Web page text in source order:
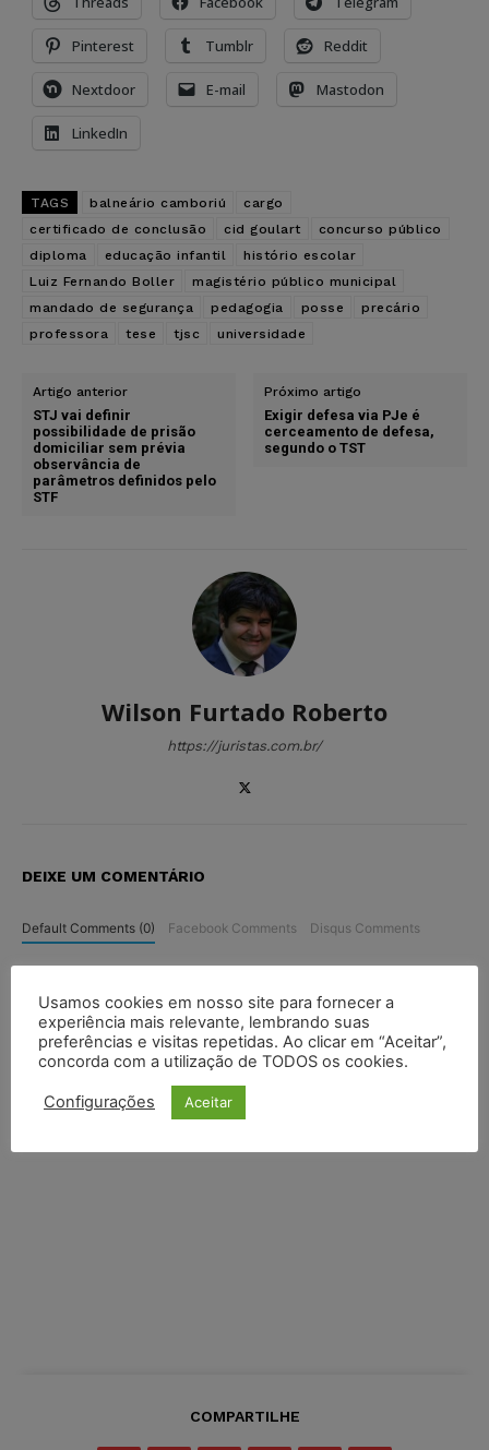
Pinterest Tumblr Reddit
Nextdoor E-mail Mastodon
LinkedIn
TAGS balneário camboriú
cargo
certificado de conclusão
cid goulart
concurso público
diploma
educação infantil
histório escolar
Luiz Fernando Boller
magistério público municipal
mandado de segurança
pedagogia posse
precário
professora
tese tjsc universidade
Artigo anterior
STJ vai definir
possibilidade de prisão
domiciliar sem prévia
observância de
parâmetros definidos pelo
STF
Próximo artigo
Exigir defesa via PJe é
cerceamento de defesa,
segundo o TST
Wilson Furtado Roberto
https://juristas.com.br/
DEIXE UM COMENTÁRIO
Default Comments (0) Facebook Comments Disqus Comments
COMPARTILHE
Usamos cookies em nosso site para fornecer a
experiência mais relevante, lembrando suas
preferências e visitas repetidas. Ao clicar em “Aceitar”,
concorda com a utilização de TODOS os cookies.
Configurações Aceitar